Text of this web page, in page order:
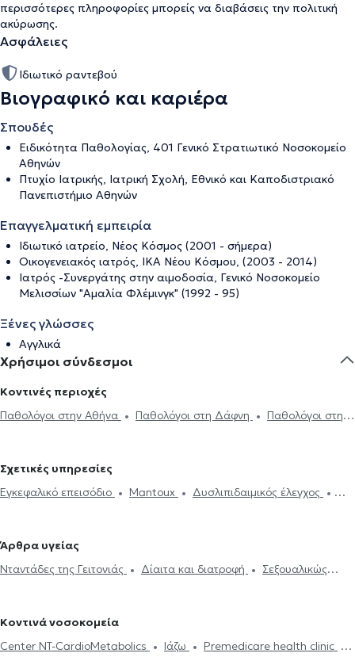
περισσότερες πληροφορίες μπορείς να διαβάσεις την πολιτική
ακύρωσης.
Ασφάλειες
Ιδιωτικό ραντεβού
Βιογραφικό και καριέρα
Σπουδές
Ειδικότητα Παθολογίας, 401 Γενικό Στρατιωτικό Νοσοκομείο
Αθηνών
Πτυχίο Ιατρικής, Ιατρική Σχολή, Εθνικό και Καποδιστριακό
Πανεπιστήμιο Αθηνών
Επαγγελματική εμπειρία
Ιδιωτικό ιατρείο, Νέος Κόσμος (2001 - σήμερα)
Οικογενειακός ιατρός, ΙΚΑ Νέου Κόσμου, (2003 - 2014)
Ιατρός -Συνεργάτης στην αιμοδοσία, Γενικό Νοσοκομείο
Μελισσίων "Αμαλία Φλέμινγκ" (1992 - 95)
Ξένες γλώσσες
Αγγλικά
Χρήσιμοι σύνδεσμοι
Κοντινές περιοχές
Παθολόγοι στην Αθήνα
Παθολόγοι στη Δάφνη
Παθολόγοι στη
Παθολόγοι στον Άγιο Δημήτριο
Παθολόγοι στην Ηλιούπολη
Παθολόγοι στο Κολωνάκι
Παθολόγοι στα Εξάρχεια
Παθολόγοι στον Κολωνό
Παθολόγοι στου Ζωγράφου
Παθολόγοι
Σχετικές υπηρεσίες
Εγκεφαλικό επεισόδιο
Mantoux
Δυσλιπιδαιμικός έλεγχος
Νταντάδες της Γειτονιάς
Διαβήτης
Holter πίεσης Δίπλωμα Οδήγησης
Strep test
σύνδρομο
Σεξουαλικώς μεταδιδόμενα νοσήματα (ΣΜΝ)
Άρθρα υγείας
Νταντάδες της Γειτονιάς
Δίαιτα και διατροφή
Σεξουαλικώς
Ιλαρά
Πνευμονία
Κοντινά νοσοκομεία
Center NT-CardioMetabolics
Ιάζω
Premedicare health clinic